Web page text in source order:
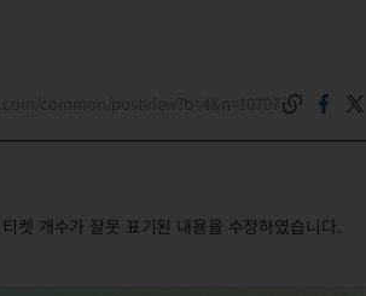
켓 개수가 잘못 표기된 내용을 수정하였습니다.